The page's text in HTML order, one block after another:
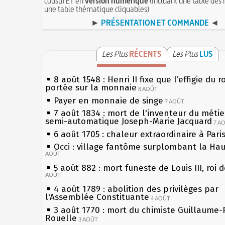
une table thématique cliquables)
► PRÉSENTATION ET COMMANDE ◄
Les PlusRÉCENTS Les PlusLUS
8 août 1548 : Henri II fixe que l’effigie du
portée sur la monnaie 8 AOÛT
Payer en monnaie de singe 7 AOÛT
7 août 1834 : mort de l'inventeur du
semi-automatique Joseph-Marie Jacquard 7
6 août 1705 : chaleur extraordinaire à Paris
Occi : village fantôme surplombant la
AOÛT
5 août 882 : mort funeste de Louis III, roi
AOÛT
4 août 1789 : abolition des privilèges par
l'Assemblée Constituante 4 AOÛT
3 août 1770 : mort du chimiste Guillaume-
Rouelle 3 AOÛT